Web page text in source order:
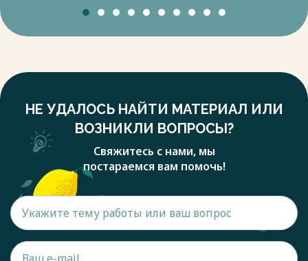
НЕ УДАЛОСЬ НАЙТИ МАТЕРИАЛ ИЛИ
ВОЗНИКЛИ ВОПРОСЫ?
Свяжитесь с нами, мы
постараемся вам помочь!